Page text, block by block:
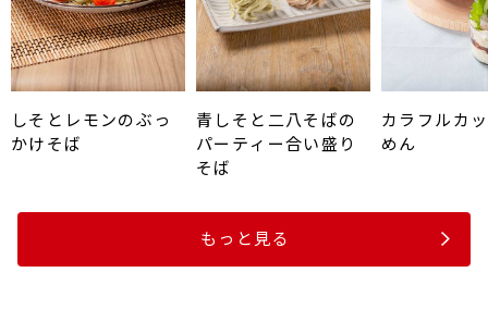
しそとレモンのぶっ
かけそば
青しそと二八そばの
パーティー合い盛り
そば
カラフルカ
めん
もっと見る